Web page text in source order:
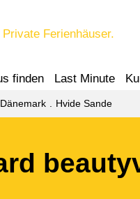
Ferienhäuser.
finden Last Minute
Hvide Sande